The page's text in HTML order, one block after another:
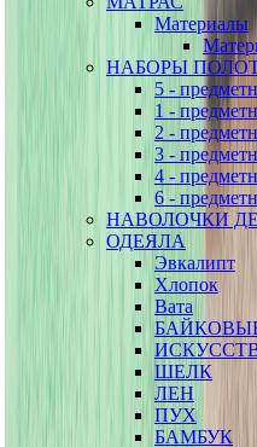
Материалы
НАБОРЫ
5 -
1 -
2 -
3 -
4 -
6 -
НАВОЛОЧКИ
ОДЕЯЛА
Эвкалипт
Хлопок
Вата
ШЕЛК
ЛЕН
ПУХ
БАМБУК